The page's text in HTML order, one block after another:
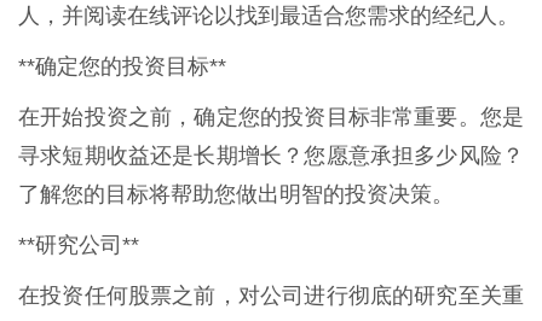
人，并阅读在线评论以找到最适合您需求的经纪人。
**确定您的投资目标**
在开始投资之前，确定您的投资目标非常重要。您是
寻求短期收益还是长期增长？您愿意承担多少风险？
了解您的目标将帮助您做出明智的投资决策。
**研究公司**
在投资任何股票之前，对公司进行彻底的研究至关重